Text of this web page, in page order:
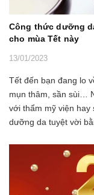
Công thức dưỡng
cho mùa Tết này
13/01/2023
Tết đến bạn đang lo
mụn thâm, sần sùi…
với thẩm mỹ viện hay
dưỡng da tuyệt vời